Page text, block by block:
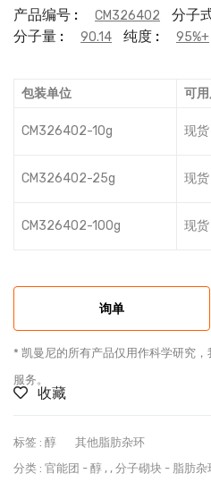
产品编号 : CM326402 分子
分子量 : 90.14 纯度 : 95%+
包装单位 可
CM326402-10g 现货
CM326402-25g 现货
CM326402-100g 现货
询单
* 凯曼尼的所有产品仅用作科学研究
服务。
收藏
标签 : 醇
其他脂肪杂环
分类 : 官能团 - 醇 , , 分子砌块 - 脂肪杂